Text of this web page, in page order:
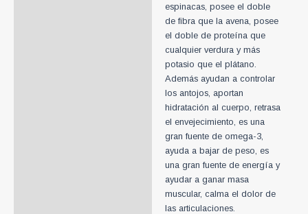
espinacas, posee el doble
de fibra que la avena, posee
el doble de proteína que
cualquier verdura y más
potasio que el plátano.
Además ayudan a controlar
los antojos, aportan
hidratación al cuerpo, retrasa
el envejecimiento, es una
gran fuente de omega-3,
ayuda a bajar de peso, es
una gran fuente de energía y
ayudar a ganar masa
muscular, calma el dolor de
las articulaciones.